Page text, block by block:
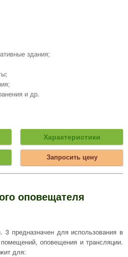
здания;
и др.
Характеристики
Запросить цену
оповещателя
предназначен для использования в
оповещения и трансляции.
для: